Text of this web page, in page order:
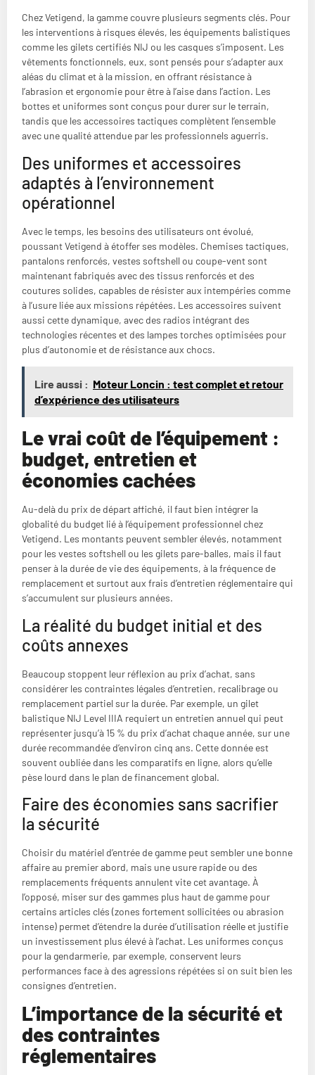
Chez Vetigend, la gamme couvre plusieurs segments clés. Pour
les interventions à risques élevés, les équipements balistiques
comme les gilets certifiés NIJ ou les casques s’imposent. Les
vêtements fonctionnels, eux, sont pensés pour s’adapter aux
aléas du climat et à la mission, en offrant résistance à
l’abrasion et ergonomie pour être à l’aise dans l’action. Les
bottes et uniformes sont conçus pour durer sur le terrain,
tandis que les accessoires tactiques complètent l’ensemble
avec une qualité attendue par les professionnels aguerris.
Des uniformes et accessoires
adaptés à l’environnement
opérationnel
Avec le temps, les besoins des utilisateurs ont évolué,
poussant Vetigend à étoffer ses modèles. Chemises tactiques,
pantalons renforcés, vestes softshell ou coupe-vent sont
maintenant fabriqués avec des tissus renforcés et des
coutures solides, capables de résister aux intempéries comme
à l’usure liée aux missions répétées. Les accessoires suivent
aussi cette dynamique, avec des radios intégrant des
technologies récentes et des lampes torches optimisées pour
plus d’autonomie et de résistance aux chocs.
Lire aussi : Moteur Loncin : test complet et retour
d’expérience des utilisateurs
Le vrai coût de l’équipement :
budget, entretien et
économies cachées
Au-delà du prix de départ affiché, il faut bien intégrer la
globalité du budget lié à l’équipement professionnel chez
Vetigend. Les montants peuvent sembler élevés, notamment
pour les vestes softshell ou les gilets pare-balles, mais il faut
penser à la durée de vie des équipements, à la fréquence de
remplacement et surtout aux frais d’entretien réglementaire qui
s’accumulent sur plusieurs années.
La réalité du budget initial et des
coûts annexes
Beaucoup stoppent leur réflexion au prix d’achat, sans
considérer les contraintes légales d’entretien, recalibrage ou
remplacement partiel sur la durée. Par exemple, un gilet
balistique NIJ Level IIIA requiert un entretien annuel qui peut
représenter jusqu’à 15 % du prix d’achat chaque année, sur une
durée recommandée d’environ cinq ans. Cette donnée est
souvent oubliée dans les comparatifs en ligne, alors qu’elle
pèse lourd dans le plan de financement global.
Faire des économies sans sacrifier
la sécurité
Choisir du matériel d’entrée de gamme peut sembler une bonne
affaire au premier abord, mais une usure rapide ou des
remplacements fréquents annulent vite cet avantage. À
l’opposé, miser sur des gammes plus haut de gamme pour
certains articles clés (zones fortement sollicitées ou abrasion
intense) permet d’étendre la durée d’utilisation réelle et justifie
un investissement plus élevé à l’achat. Les uniformes conçus
pour la gendarmerie, par exemple, conservent leurs
performances face à des agressions répétées si on suit bien les
consignes d’entretien.
L’importance de la sécurité et
des contraintes
réglementaires